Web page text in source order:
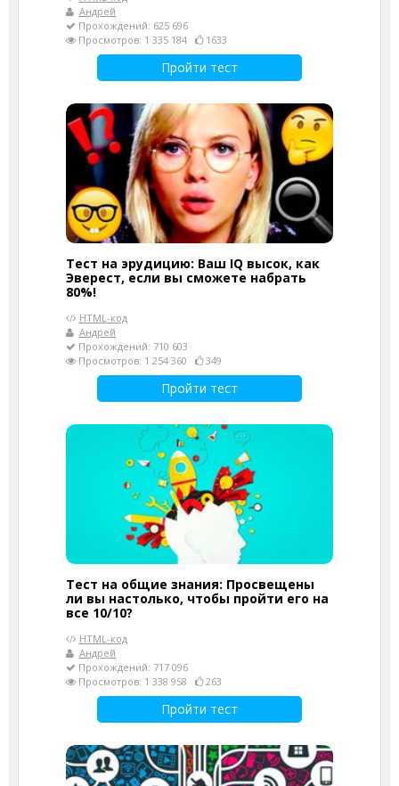
Андрей
Прохождений: 625 696
Просмотров: 1 335 184
1633
Пройти тест
Тест на эрудицию: Ваш IQ высок, как
Эверест, если вы сможете набрать
80%!
HTML-код
Андрей
Прохождений: 710 603
Просмотров: 1 254 360
349
Пройти тест
Тест на общие знания: Просвещены
ли вы настолько, чтобы пройти его на
все 10/10?
HTML-код
Андрей
Прохождений: 717 096
Просмотров: 1 338 958
263
Пройти тест